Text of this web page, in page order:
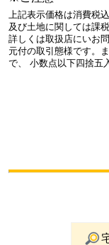
上記表示価格は消費税
及び土地に関しては課
詳しくは取扱店にいお
元付の取引態様です。
で、 小数点以下四捨五